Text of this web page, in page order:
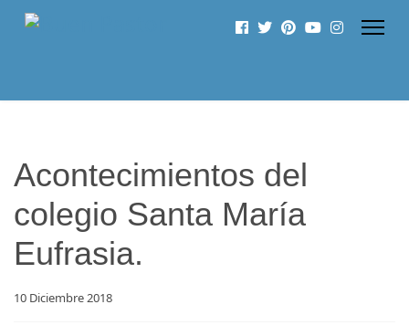
Acontecimientos del
colegio Santa María
Eufrasia.
10 Diciembre 2018